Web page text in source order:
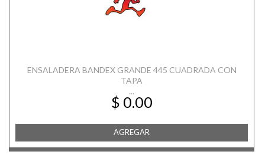
ENSALADERA BANDEX GRANDE 445 CUADRADA CON
TAPA
...
$ 0.00
AGREGAR